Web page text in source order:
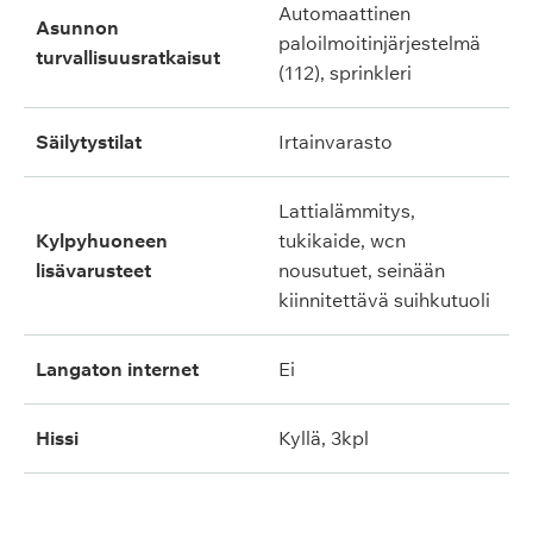
asunnon
turvallisuusratkaisut
automaattinen
paloilmoitinjärjestelmä
(112), sprinkleri
säilytystilat irtainvarasto
kylpyhuoneen
lisävarusteet
lattialämmitys,
tukikaide, wcn
nousutuet, seinään
kiinnitettävä suihkutuoli
langaton internet ei
hissi kyllä, 3kpl